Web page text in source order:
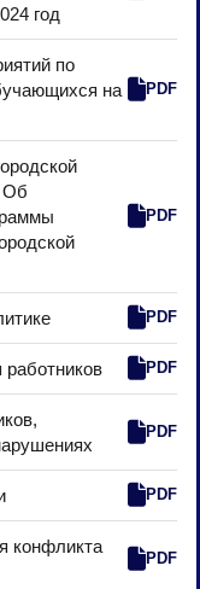
год
по
на
PDF
Об
PDF
PDF
работников PDF
PDF
PDF
конфликта
PDF